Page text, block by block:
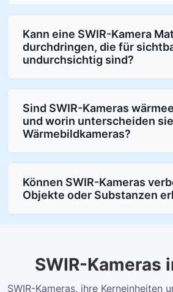
Kann eine SWIR-Kamera
durchdringen, die für
undurchsichtig sind?
Sind SWIR-Kameras
und worin unterscheiden
Wärmebildkameras?
Können SWIR-Kameras
Objekte oder Substanzen
SWIR-Kameras
SWIR-Kameras, ihre Kerneinheiten